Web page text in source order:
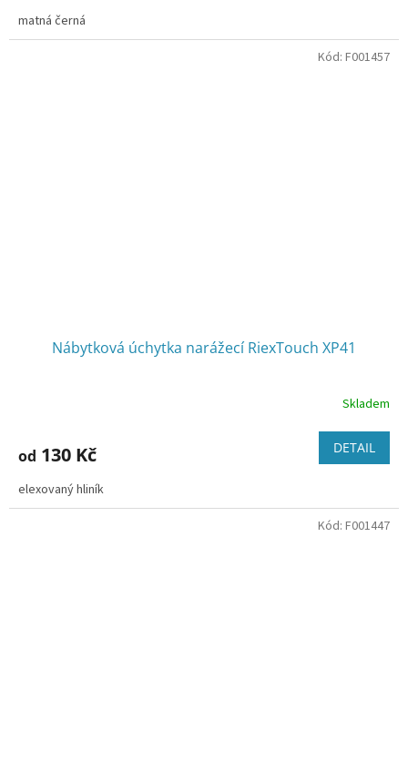
matná černá
Nábytková úchytka narážecí RiexTouch XP41
Skladem
od 130 Kč DETAIL
elexovaný hliník
Kód: F001457
Kód: F001447